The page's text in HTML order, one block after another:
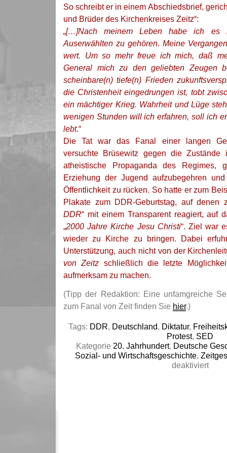
So schreibt er in einem Abschiedsbrief,
und Brüder des Kirchenkreises Zeitz“:
„[…]Nach meinem Leben habe ich es
Auserwählten zu gehören. Meine
wert. Um so mehr freue ich mich, daß
General mich zu den geliebten Zeugen
scheinbare(n) tiefe(n) Frieden
die Christenheit eingedrungen ist, tobt
ein mächtiger Krieg. Wahrheit und Lüge
wenigen Stunden will ich erfahren, soll ich
lebt.“
Die Tat war das Fanal einer langen
versuchte Brüsewitz gegen die
atheistische Propaganda des Regimes,
Erziehung der Jugend aufzubegehren
Öffentlichkeit zu rücken. So hatte er zum
Plakate zum DDR-Geburtstag, auf denen
DDR“ mit einem Transparent reagiert, auf
„2000 Jahre Kirche Jesu Christi“. Ziel war
wieder zu Kirche zu bringen. Dabei
Unterstützung, auch nicht von der
von Zeitz schließlich die letzte
aufmerksam zu machen.
(Tipp der Redaktion: Eine unfamgreiche
zum Fanal von Zeit finden Sie hier.)
Tags: DDR Deutschland Diktatur,
Protest, SED
Kategorie 20. Jahrhundert, Deutsche
Sozial- und Wirtschaftsgeschichte,
deaktiviertfür